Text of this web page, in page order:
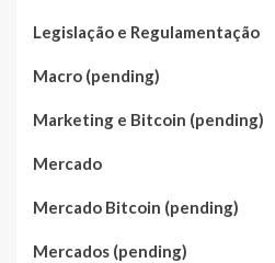
Legislação e Regulamentação
Macro (pending)
Marketing e Bitcoin (pending)
Mercado
Mercado Bitcoin (pending)
Mercados (pending)